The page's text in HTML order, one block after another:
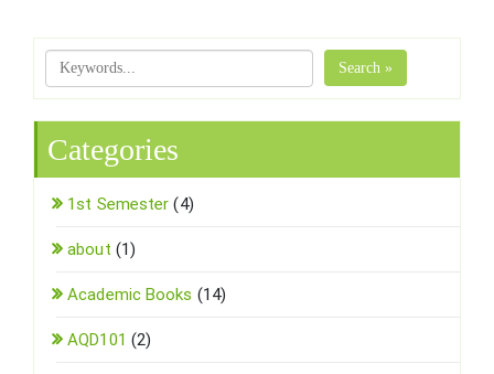
Search »
Categories
1st Semester (4)
about (1)
Academic Books (14)
AQD101 (2)